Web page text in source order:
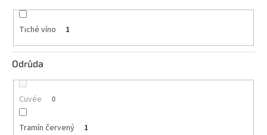
Ostatní
vína
Značky
Přihlášení
Tiché víno 1
Odrůda
Cuvée 0
Tramín červený 1